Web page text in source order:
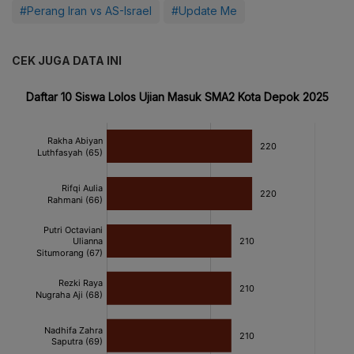
#Perang Iran vs AS-Israel #Update Me
CEK JUGA DATA INI